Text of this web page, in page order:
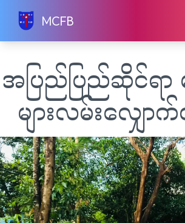
content
MCFB
အပြည်ပြည်ဆိုင်ရာ
များလမ်းလျှေ